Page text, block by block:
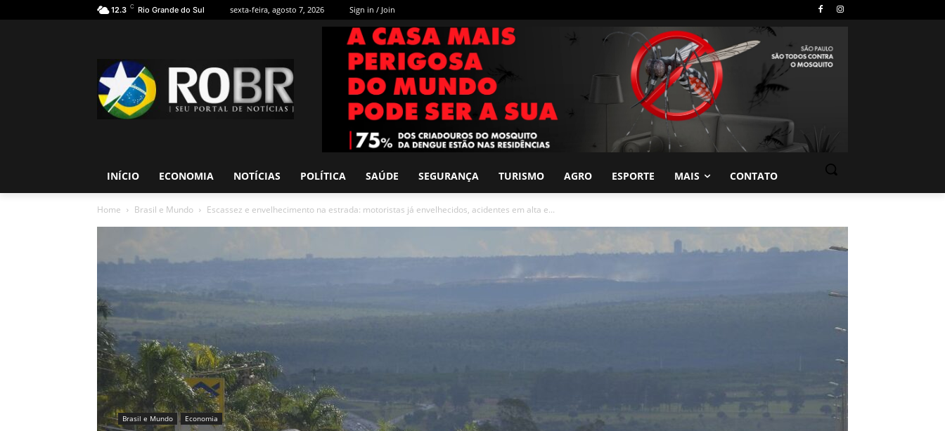
12.3 C Rio Grande do Sul sexta-feira, agosto 7, 2026 Sign in / Join
INÍCIO ECONOMIA NOTÍCIAS POLÍTICA SAÚDE SEGURANÇA TURISMO AGRO ESPORTE MAIS CONTATO
Home Brasil e Mundo Escassez e envelhecimento na estrada: motoristas já envelhecidos, acidentes em alta e...
Brasil e Mundo Economia